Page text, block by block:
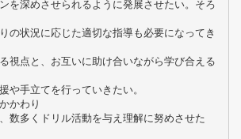
を深めさせられるように発展させたい。そろ
の状況に応じた適切な指導も必要になってき
視点と、お互いに助け合いながら学び合える
や手立てを行っていきたい。
かわり
数多くドリル活動を与え理解に努めさせた